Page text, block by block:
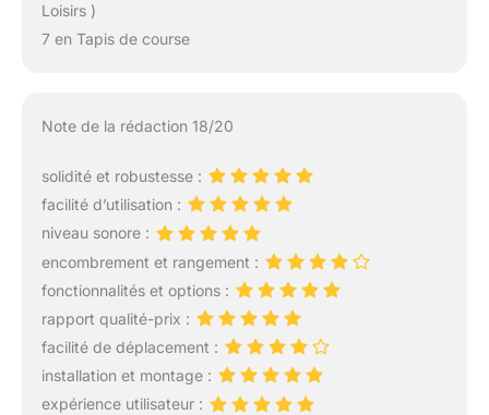
Loisirs )
7 en Tapis de course
Note de la rédaction 18/20
solidité et robustesse :
facilité d’utilisation :
niveau sonore :
encombrement et rangement :
fonctionnalités et options :
rapport qualité-prix :
facilité de déplacement :
installation et montage :
expérience utilisateur :